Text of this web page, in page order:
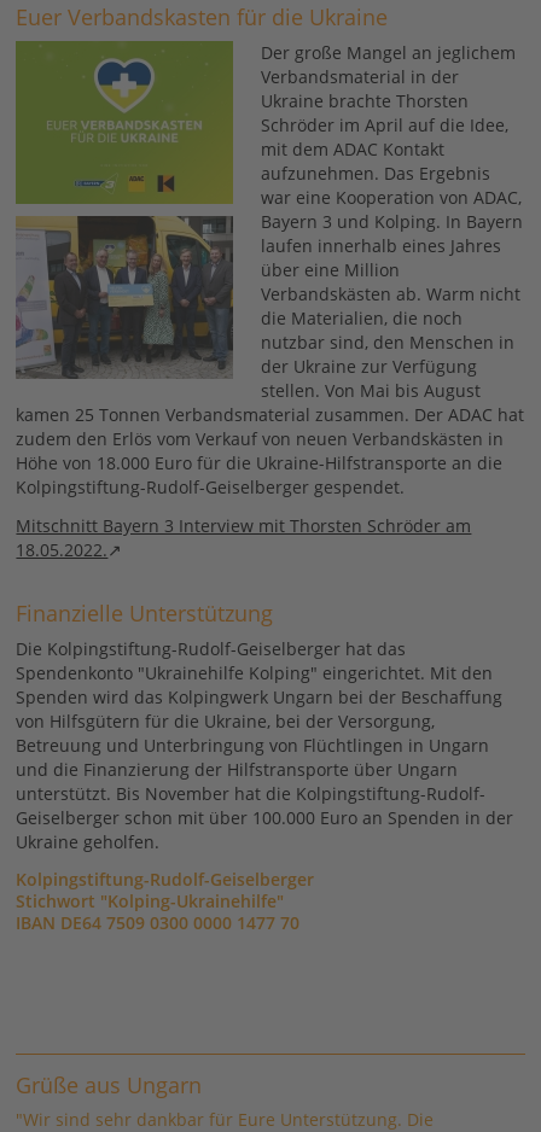
Euer Verbandskasten für die Ukraine
Der große Mangel an jeglichem
Verbandsmaterial in der
Ukraine brachte Thorsten
Schröder im April auf die Idee,
mit dem ADAC Kontakt
aufzunehmen. Das Ergebnis
war eine Kooperation von ADAC,
Bayern 3 und Kolping. In Bayern
laufen innerhalb eines Jahres
über eine Million
Verbandskästen ab. Warm nicht
die Materialien, die noch
nutzbar sind, den Menschen in
der Ukraine zur Verfügung
stellen. Von Mai bis August
kamen 25 Tonnen Verbandsmaterial zusammen. Der ADAC hat
zudem den Erlös vom Verkauf von neuen Verbandskästen in
Höhe von 18.000 Euro für die Ukraine-Hilfstransporte an die
Kolpingstiftung-Rudolf-Geiselberger gespendet.
Mitschnitt Bayern 3 Interview mit Thorsten Schröder am
18.05.2022.
Finanzielle Unterstützung
Die Kolpingstiftung-Rudolf-Geiselberger hat das
Spendenkonto "Ukrainehilfe Kolping" eingerichtet. Mit den
Spenden wird das Kolpingwerk Ungarn bei der Beschaffung
von Hilfsgütern für die Ukraine, bei der Versorgung,
Betreuung und Unterbringung von Flüchtlingen in Ungarn
und die Finanzierung der Hilfstransporte über Ungarn
unterstützt. Bis November hat die Kolpingstiftung-Rudolf-
Geiselberger schon mit über 100.000 Euro an Spenden in der
Ukraine geholfen.
Kolpingstiftung-Rudolf-Geiselberger
Stichwort "Kolping-Ukrainehilfe"
IBAN DE64 7509 0300 0000 1477 70
Grüße aus Ungarn
"Wir sind sehr dankbar für Eure Unterstützung. Die